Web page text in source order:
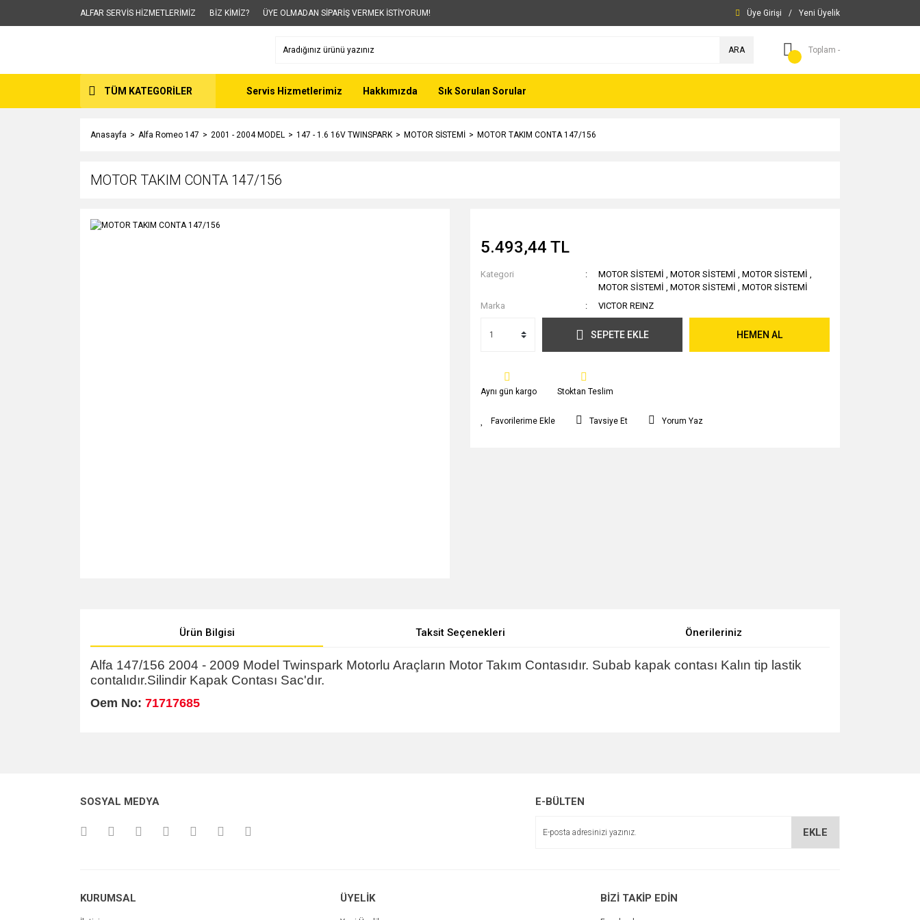
ALFAR SERVİS HİZMETLERİMİZ BİZ KİMİZ? ÜYE OLMADAN SİPARİŞ VERMEK İSTİYORUM! Üye Girişi / Yeni Üyelik
ARA Toplam -
TÜM KATEGORİLER Servis Hizmetlerimiz Hakkımızda Sık Sorulan Sorular
Anasayfa Alfa Romeo 147 2001 - 2004 MODEL 147 - 1.6 16V TWINSPARK MOTOR SİSTEMİ MOTOR TAKIM CONTA 147/156
MOTOR TAKIM CONTA 147/156
5.493,44 TL
Kategori MOTOR SİSTEMİ , MOTOR SİSTEMİ , MOTOR SİSTEMİ ,
MOTOR SİSTEMİ , MOTOR SİSTEMİ , MOTOR SİSTEMİ
Marka
VICTOR REINZ
SEPETE EKLE HEMEN AL
Aynı gün kargo Stoktan Teslim
Tavsiye Et Yorum Yaz
Ürün Bilgisi Taksit Seçenekleri Önerileriniz
Alfa 147/156 2004 - 2009 Model Twinspark Motorlu Araçların Motor Takım Contasıdır. Subab kapak contası Kalın tip lastik
contalıdır.Silindir Kapak Contası Sac'dır.
Oem No: 71717685
Ürün açıklamasında eksik bilgiler bulunuyor.
SOSYAL MEDYA E-BÜLTEN
EKLE
KURUMSAL ÜYELİK BİZİ TAKİP EDİN